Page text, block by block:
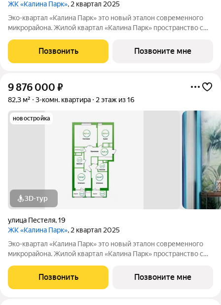
ЖК «Калина Парк», 2 квартал 2025
Эко-квартал «Калина Парк» это новый эталон современного
микрорайона. Жилой квартал «Калина Парк» пространство с
эргономичными планировками квартир, безопасными дворами
и развитой, продуманной
Позвонить Позвоните мне
9 876 000 ₽
82,3 м² 3-комн. квартира 2 этаж из 16
новостройка
3D-тур
улица Пестеля,19
ЖК «Калина Парк», 2 квартал 2025
Эко-квартал «Калина Парк» это новый эталон современного
микрорайона. Жилой квартал «Калина Парк» пространство с
эргономичными планировками квартир, безопасными дворами
и развитой, продуманной
Позвонить Позвоните мне